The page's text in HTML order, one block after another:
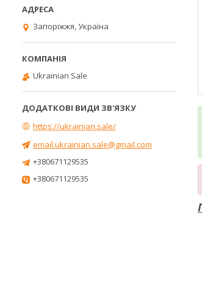
Запоріжжя, Україна
Ukrainian Sale
https://ukrainian.sale/
email.ukrainian.sale@gmail.com
+380671129535
+380671129535